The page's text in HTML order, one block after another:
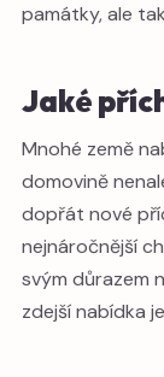
památky, ale
Jaké
Mnohé země
domovině
dopřát nové
nejnáročnější
svým důrazem
zdejší nabídka